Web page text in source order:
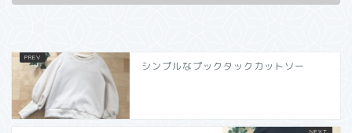
シンプルなプックタックカットソー